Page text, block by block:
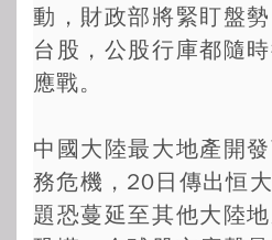
動，財政部將緊盯盤
台股，公股行庫都隨
應戰。
中國大陸最大地產開
務危機，20日傳出恒
題恐蔓延至其他大陸